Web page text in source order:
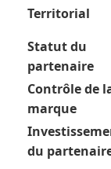
Territorial
Statut du
partenaire
Contrôle de
marque
du